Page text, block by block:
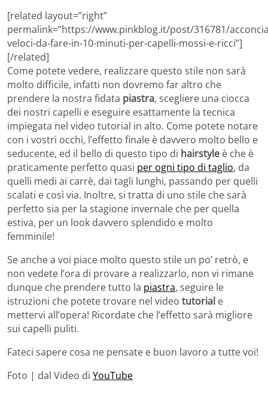
[related layout=”right”
permalink=”https://www.pinkblog.it/post/316781/
veloci-da-fare-in-10-minuti-per-capelli-mossi-e-ricci”]
[/related]
Come potete vedere, realizzare questo stile non sarà
molto difficile, infatti non dovremo far altro che
prendere la nostra fidata piastra, scegliere una ciocca
dei nostri capelli e eseguire esattamente la tecnica
impiegata nel video tutorial in alto. Come potete notare
con i vostri occhi, l’effetto finale è davvero molto bello e
seducente, ed il bello di questo tipo di hairstyle è che è
praticamente perfetto quasi per ogni tipo di taglio, da
quelli medi ai carrè, dai tagli lunghi, passando per quelli
scalati e così via. Inoltre, si tratta di uno stile che sarà
perfetto sia per la stagione invernale che per quella
estiva, per un look davvero splendido e molto
femminile!
Se anche a voi piace molto questo stile un po’ retrò, e
non vedete l’ora di provare a realizzarlo, non vi rimane
dunque che prendere tutto la piastra, seguire le
istruzioni che potete trovare nel video tutorial e
mettervi all’opera! Ricordate che l’effetto sarà migliore
sui capelli puliti.
Fateci sapere cosa ne pensate e buon lavoro a tutte voi!
Foto | dal Video di YouTube